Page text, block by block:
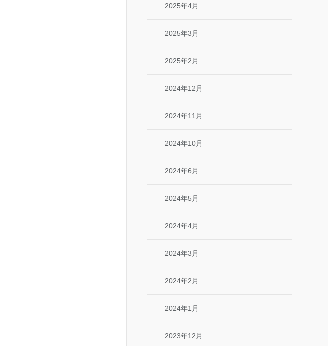
2025年4月
2025年3月
2025年2月
2024年12月
2024年11月
2024年10月
2024年6月
2024年5月
2024年4月
2024年3月
2024年2月
2024年1月
2023年12月